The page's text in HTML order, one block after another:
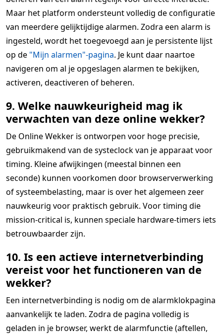
Maar het platform ondersteunt volledig de configuratie
van meerdere gelijktijdige alarmen. Zodra een alarm is
ingesteld, wordt het toegevoegd aan je persistente lijst
op de "Mijn alarmen"-pagina. Je kunt daar naartoe
navigeren om al je opgeslagen alarmen te bekijken,
activeren, deactiveren of beheren.
9. Welke nauwkeurigheid mag ik
verwachten van deze online wekker?
De Online Wekker is ontworpen voor hoge precisie,
gebruikmakend van de systeclock van je apparaat voor
timing. Kleine afwijkingen (meestal binnen een
seconde) kunnen voorkomen door browserverwerking
of systeembelasting, maar is over het algemeen zeer
nauwkeurig voor praktisch gebruik. Voor timing die
mission-critical is, kunnen speciale hardware-timers iets
betrouwbaarder zijn.
10. Is een actieve internetverbinding
vereist voor het functioneren van de
wekker?
Een internetverbinding is nodig om de alarmklokpagina
aanvankelijk te laden. Zodra de pagina volledig is
geladen in je browser, werkt de alarmfunctie (aftellen,